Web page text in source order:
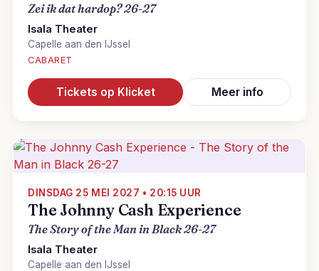
Zei ik dat hardop? 26-27
Isala Theater
Capelle aan den IJssel
CABARET
Tickets op Klicket Meer info
DINSDAG 25 MEI 2027 • 20:15 UUR
The Johnny Cash Experience
The Story of the Man in Black 26-27
Isala Theater
Capelle aan den IJssel